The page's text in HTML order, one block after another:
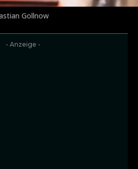
Gollnow
- Anzeige -